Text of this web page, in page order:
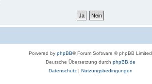
Powered by phpBB® Forum Software © phpBB Limited
Deutsche Übersetzung durch phpBB.de
Datenschutz| Nutzungsbedingungen